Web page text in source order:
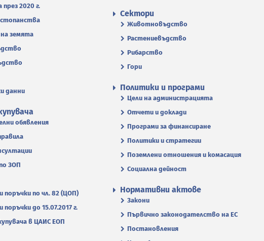
2020 г.
стопанства
земята
данни
Сектори
Животновъдство
Растениевъдство
Рибарство
Гори
Политики и програми
Цели на администрацията
Отчети и доклади
Програми за финансиране
Политики и стратегии
Поземлени отношения и комасация
Социална дейност
обявления
ЗОП
поръчки по чл. 82 (ЦОП)
до 15.07.2017 г.
в ЦАИС ЕОП
Нормативни актове
Закони
Първично законодателство на ЕС
Постановления